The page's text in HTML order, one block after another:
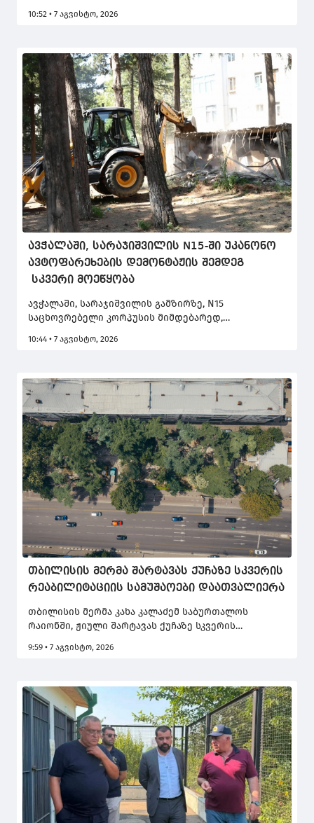
ხელმძღვანელებს შეხვდა.
10:52 • 7 აგვისტო, 2026
ავჭალაში, სარაჯიშვილის N15-ში უკანონო
ავტოფარეხების დემონტაჟის შემდეგ
სკვერი მოეწყობა
ავჭალაში, სარაჯიშვილის გამზირზე, N15
საცხოვრებელი კორპუსის მიმდებარედ,
10:44 • 7 აგვისტო, 2026
თბილისის მერმა შარტავას ქუჩაზე სკვერის
რეაბილიტაციის სამუშაოები დაათვალიერა
თბილისის მერმა კახა კალაძემ საბურთალოს
რაიონში, ჟიული შარტავას ქუჩაზე სკვერის
პროექტს თბილისის მერიის გარემოს დაცვის
9:59 • 7 აგვისტო, 2026